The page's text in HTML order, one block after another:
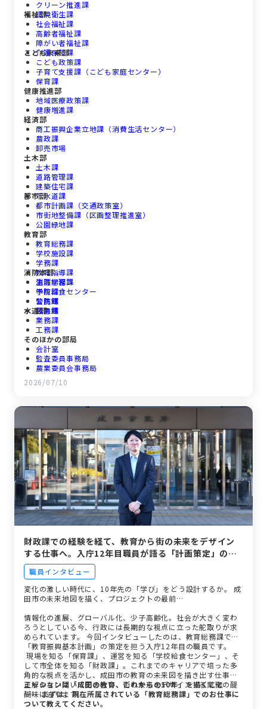
クリーン推進課
環境衛生課
福祉部
社会福祉課
高齢者福祉課
障がい者福祉課
介護保険課
こども未来部
こども政策課
子育て支援課（こども家庭センター）
保育課
健康推進部
地域医療政策課
健康増進課
経済部
商工振興企業立地課（消費生活センター）
農政課
卸売市場
土木部
土木課
道路管理課
建築住宅課
下水道課
都市部
都市計画課（交通政策室）
市街地整備課（区画整理推進室）
公園緑地課
教育部
教育総務課
学校施設課
学務課
教育指導課
生涯学習課
学校給食センター
公民館
図書館
消防本部
消防総務課
予防課
警防課
救急課
水道部
業務課
工務課
そのほかの部局
会計室
監査委員事務局
農業委員会事務局
議会事務局
選挙管理委員会事務局
2026/07/10
財政課での経験を経て、教育から街の未来をデザイン
する仕事へ。入庁12年目職員が語る「計画策定」のリ
アル。
職員インタビュー
変化の激しい時代に、10年先の「学び」をどう設計するか。 成
田市の未来地図を描く、プロジェクトの最前…
情報化の進展、グローバル化、少子高齢化。社会が大きく変わ
ろうとしている今、行政には長期的な視点に立った舵取りが求
められています。 今回インタビューしたのは、教育総務課で
「教育振興基本計画」の策定を担う入庁12年目の職員です。
現場を知る「保育課」、運営を知る「学校給食センター」、そ
して市全体を知る「財政課」。これまでのキャリアで培った多
角的な視点を活かし、成田市の教育の未来図を描き出す仕事。
正解のない問いに向き合い、街の未来をデザインする業務の醍
醐味に迫ります。
ミッションは「成田の教育、これからの10年」を描くこと
── まずは、現在所属されている「教育総務課」でのお仕事に
ついて教えてください。